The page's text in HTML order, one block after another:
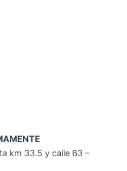
km 33.5 y calle 63 –